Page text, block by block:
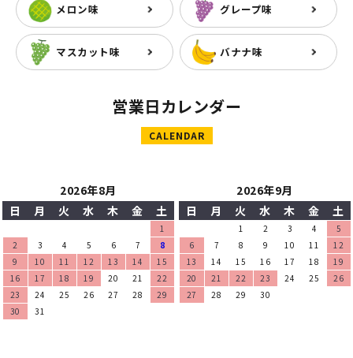
メロン味 グレープ味
マスカット味 バナナ味
営業日カレンダー
CALENDAR
2026年8月
日
月 火 水 木 金 土
1
2
3 4 5 6 7
8
9
10 11 12 13 14
15
16
17 18 19 20 21
22
23
24 25 26 27 28
29
30
31
2026年9月
日
月 火 水 木 金 土
1 2 3 4
5
6
7 8 9 10 11
12
13
14 15 16 17 18
19
20
21 22 23 24 25
26
27
28 29 30